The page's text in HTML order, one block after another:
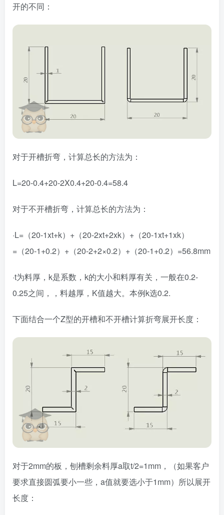
开的不同：
对于开槽折弯，计算总长的方法为：
L=20-0.4+20-2X0.4+20-0.4=58.4
对于不开槽折弯，计算总长的方法为：
·L=（20-1xt+k）+（20-2xt+2xk）+（20-1xt+1xk）
=（20-1+0.2）+（20-2+2×0.2）+（20-1+0.2）=56.8mm
·t为料厚，k是系数，k的大小和料厚有关，一般在0.2-
0.25之间，，料越厚，K值越大。本例k选0.2.
下面结合一个Z型的开槽和不开槽计算折弯展开长度：
对于2mm的板，刨槽剩余料厚a取t/2=1mm，（如果客户
要求直接圆弧要小一些，a值就要选小于1mm）所以展开
长度：